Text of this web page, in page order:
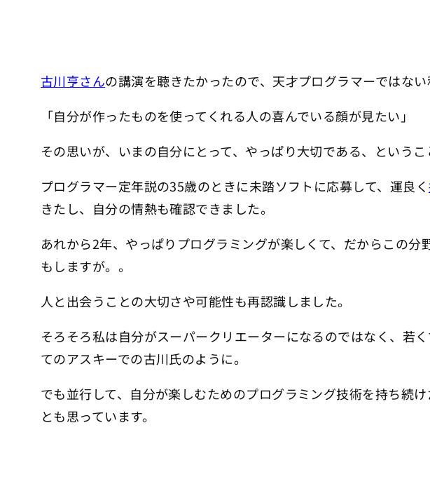
古川亨さんの講演を聴きたかったので、天才プログラマーではない
「自分が作ったものを使ってくれる人の喜んでいる顔が見たい」
その思いが、いまの自分にとって、やっぱり大切である、というこ
プログラマー定年説の35歳のときに未踏ソフトに応募して、運良く
きたし、自分の情熱も確認できました。
あれから2年、やっぱりプログラミングが楽しくて、だからこの
もしますが。。
人と出会うことの大切さや可能性も再認識しました。
そろそろ私は自分がスーパークリエーターになるのではなく、若
てのアスキーでの古川氏のように。
でも並行して、自分が楽しむためのプログラミング技術を持ち続
とも思っています。